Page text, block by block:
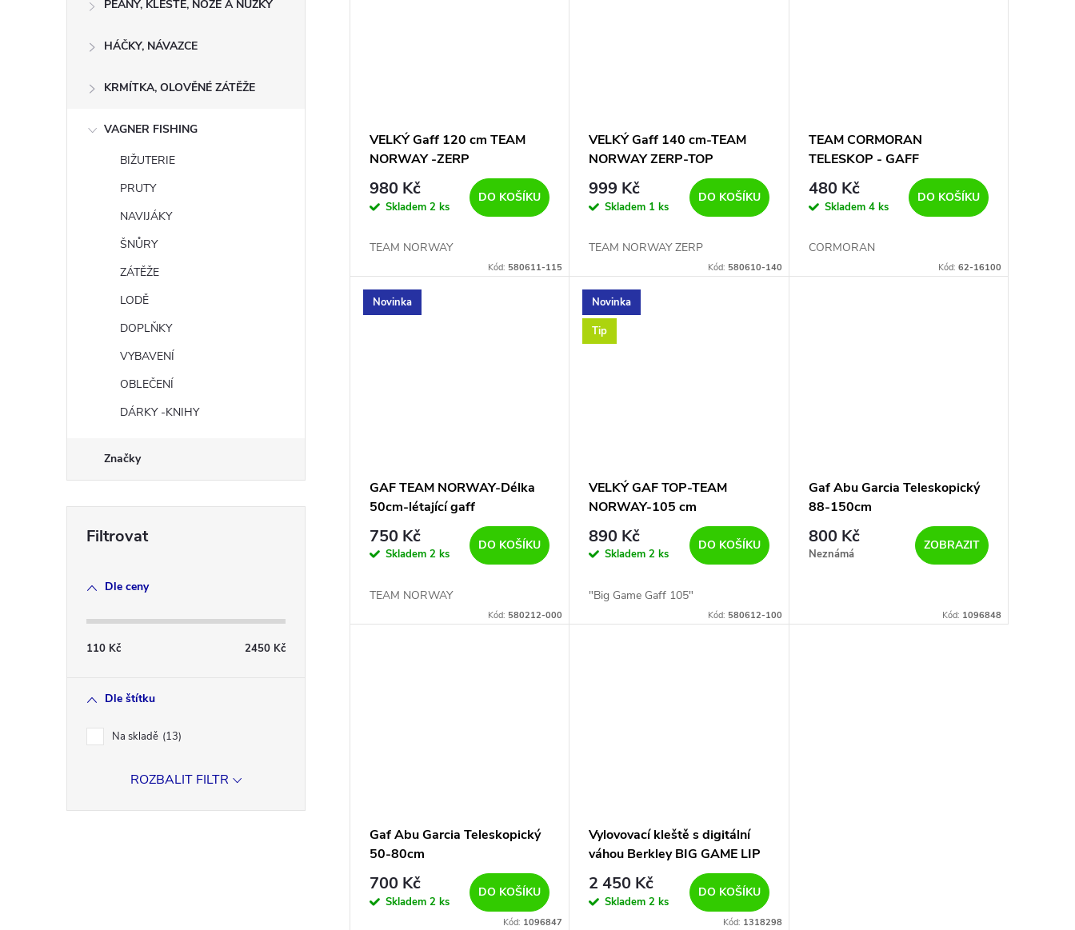
PEANY, KLEŠTĚ, NOŽE A NŮŽKY
HÁČKY, NÁVAZCE
KRMÍTKA, OLOVĚNÉ ZÁTĚŽE
VAGNER FISHING
BIŽUTERIE
PRUTY
NAVIJÁKY
ŠNŮRY
ZÁTĚŽE
LODĚ
DOPLŇKY
VYBAVENÍ
OBLEČENÍ
DÁRKY -KNIHY
Značky
Dle ceny
110 Kč 2450 Kč
Dle štítku
Na skladě 13
ROZBALIT FILTR
VELKÝ Gaff 120 cm TEAM
NORWAY -ZERP
980 Kč
Skladem 2 ks
DO KOŠÍKU
TEAM NORWAY
Kód: 580611-115
VELKÝ Gaff 140 cm-TEAM
NORWAY ZERP-TOP
KVALITA
999 Kč
Skladem 1 ks
DO KOŠÍKU
TEAM NORWAY ZERP
Kód: 580610-140
TEAM CORMORAN
TELESKOP - GAFF
480 Kč
Skladem 4 ks
DO KOŠÍKU
CORMORAN
Kód: 62-16100
Novinka
GAF TEAM NORWAY-Délka
50cm-létající gaff
750 Kč
Skladem 2 ks
DO KOŠÍKU
TEAM NORWAY
Kód: 580212-000
Novinka
Tip
VELKÝ GAF TOP-TEAM
NORWAY-105 cm
890 Kč
Skladem2 ks
DO KOŠÍKU
"Big Game Gaff 105"
Kód: 580612-100
Gaf Abu Garcia Teleskopický
88-150cm
800 Kč
Neznámá
ZOBRAZIT
Kód: 1096848
Gaf Abu Garcia Teleskopický
50-80cm
700 Kč
Skladem 2 ks
DO KOŠÍKU
Kód: 1096847
Vylovovací kleště s digitální
váhou Berkley BIG GAME LIP
GRIP 24cm
2 450 Kč
Skladem2 ks
DO KOŠÍKU
Kód: 1318298